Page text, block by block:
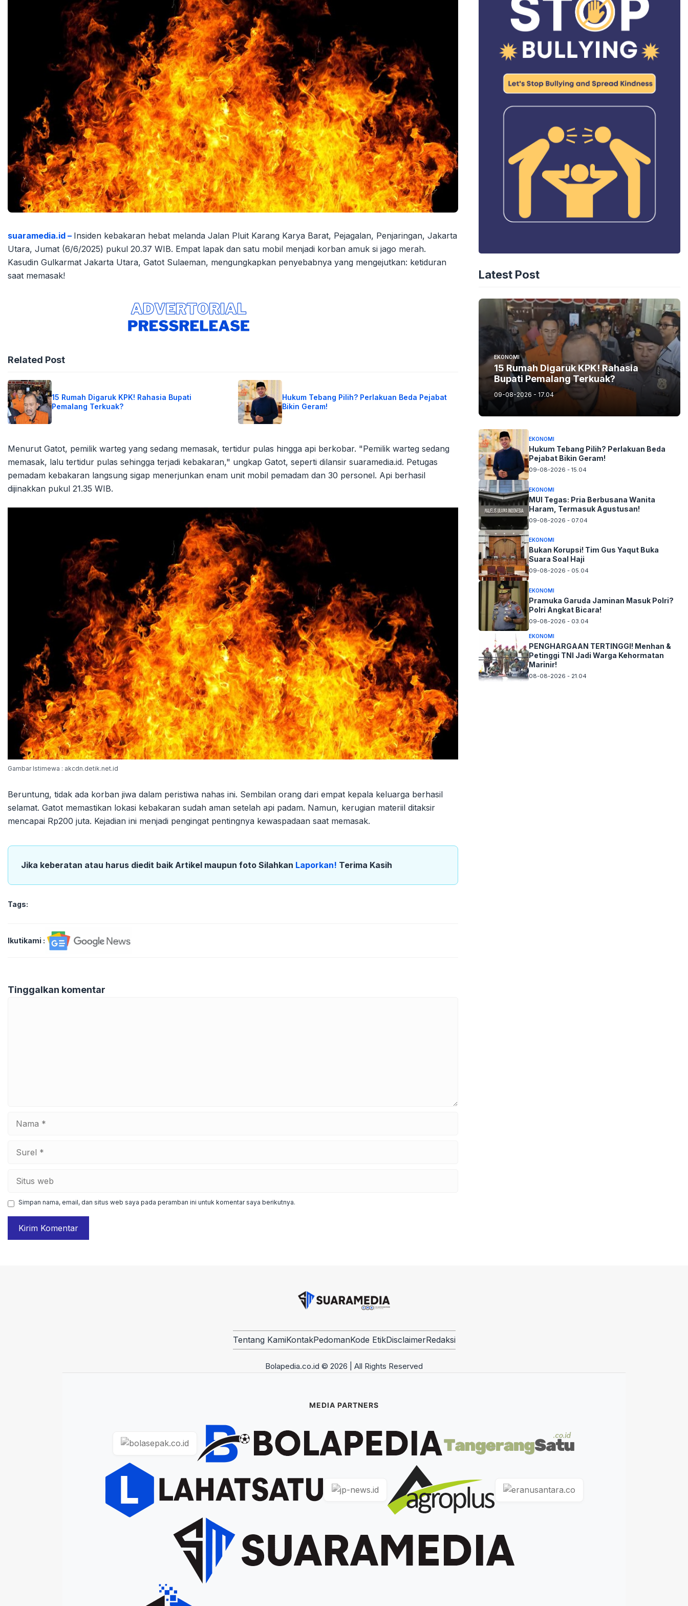
suaramedia.id – Insiden kebakaran hebat melanda Jalan Pluit Karang Karya Barat, Pejagalan, Penjaringan, Jakarta
Utara, Jumat (6/6/2025) pukul 20.37 WIB. Empat lapak dan satu mobil menjadi korban amuk si jago merah.
Kasudin Gulkarmat Jakarta Utara, Gatot Sulaeman, mengungkapkan penyebabnya yang mengejutkan: ketiduran
saat memasak!
Related Post
15 Rumah Digaruk KPK! Rahasia Bupati
Pemalang Terkuak?
Hukum Tebang Pilih? Perlakuan Beda Pejabat
Bikin Geram!
Menurut Gatot, pemilik warteg yang sedang memasak, tertidur pulas hingga api berkobar. "Pemilik warteg sedang
memasak, lalu tertidur pulas sehingga terjadi kebakaran," ungkap Gatot, seperti dilansir suaramedia.id. Petugas
pemadam kebakaran langsung sigap menerjunkan enam unit mobil pemadam dan 30 personel. Api berhasil
dijinakkan pukul 21.35 WIB.
Gambar Istimewa : akcdn.detik.net.id
Beruntung, tidak ada korban jiwa dalam peristiwa nahas ini. Sembilan orang dari empat kepala keluarga berhasil
selamat. Gatot memastikan lokasi kebakaran sudah aman setelah api padam. Namun, kerugian materiil ditaksir
mencapai Rp200 juta. Kejadian ini menjadi pengingat pentingnya kewaspadaan saat memasak.
Jika keberatan atau harus diedit baik Artikel maupun foto Silahkan Laporkan! Terima Kasih
Tags:
Ikutikami :
Tinggalkan komentar
web
Simpan nama, email, dan situs web saya pada peramban ini untuk komentar saya berikutnya.
Latest Post
EKONOMI
15 Rumah Digaruk KPK! Rahasia
Bupati Pemalang Terkuak?
09-08-2026 - 17.04
EKONOMI
Hukum Tebang Pilih? Perlakuan Beda
Pejabat Bikin Geram!
09-08-2026 - 15.04
EKONOMI
MUI Tegas: Pria Berbusana Wanita
Haram, Termasuk Agustusan!
09-08-2026 - 07.04
EKONOMI
Bukan Korupsi! Tim Gus Yaqut Buka
Suara Soal Haji
09-08-2026 - 05.04
EKONOMI
Pramuka Garuda Jaminan Masuk Polri?
Polri Angkat Bicara!
09-08-2026 - 03.04
EKONOMI
PENGHARGAAN TERTINGGI! Menhan &
Petinggi TNI Jadi Warga Kehormatan
Marinir!
08-08-2026 - 21.04
Tentang KamiKontakPedomanKode EtikDisclaimerRedaksi
Bolapedia.co.id © 2026 | All Rights Reserved
MEDIA PARTNERS